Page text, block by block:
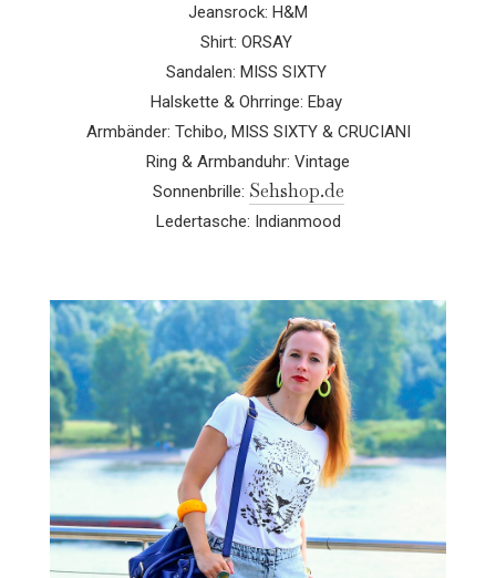
Jeansrock: H&M
Shirt: ORSAY
Sandalen: MISS SIXTY
Halskette & Ohrringe: Ebay
Armbänder: Tchibo, MISS SIXTY & CRUCIANI
Ring & Armbanduhr: Vintage
Sonnenbrille: Sehshop.de
Ledertasche: Indianmood